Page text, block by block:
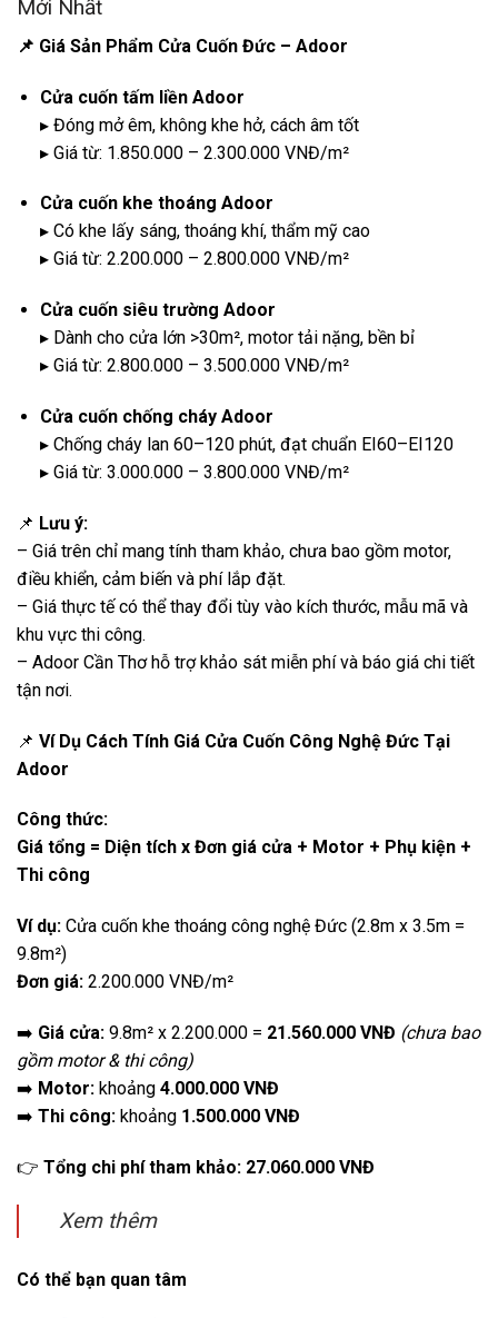
Mới Nhất
📌 Giá Sản Phẩm Cửa Cuốn Đức – Adoor
Cửa cuốn tấm liền Adoor
▸ Đóng mở êm, không khe hở, cách âm tốt
▸ Giá từ: 1.850.000 – 2.300.000 VNĐ/m²
Cửa cuốn khe thoáng Adoor
▸ Có khe lấy sáng, thoáng khí, thẩm mỹ cao
▸ Giá từ: 2.200.000 – 2.800.000 VNĐ/m²
Cửa cuốn siêu trường Adoor
▸ Dành cho cửa lớn >30m², motor tải nặng, bền bỉ
▸ Giá từ: 2.800.000 – 3.500.000 VNĐ/m²
Cửa cuốn chống cháy Adoor
▸ Chống cháy lan 60–120 phút, đạt chuẩn EI60–EI120
▸ Giá từ: 3.000.000 – 3.800.000 VNĐ/m²
📌 Lưu ý:
– Giá trên chỉ mang tính tham khảo, chưa bao gồm motor,
điều khiển, cảm biến và phí lắp đặt.
– Giá thực tế có thể thay đổi tùy vào kích thước, mẫu mã và
khu vực thi công.
– Adoor Cần Thơ hỗ trợ khảo sát miễn phí và báo giá chi tiết
tận nơi.
📌 Ví Dụ Cách Tính Giá Cửa Cuốn Công Nghệ Đức Tại
Adoor
Công thức:
Giá tổng = Diện tích x Đơn giá cửa + Motor + Phụ kiện +
Thi công
Ví dụ: Cửa cuốn khe thoáng công nghệ Đức (2.8m x 3.5m =
9.8m²)
Đơn giá: 2.200.000 VNĐ/m²
➡️ Giá cửa: 9.8m² x 2.200.000 = 21.560.000 VNĐ (chưa bao
gồm motor & thi công)
➡️ Motor: khoảng 4.000.000 VNĐ
➡️ Thi công: khoảng 1.500.000 VNĐ
👉 Tổng chi phí tham khảo: 27.060.000 VNĐ
Xem thêm
Có thể bạn quan tâm